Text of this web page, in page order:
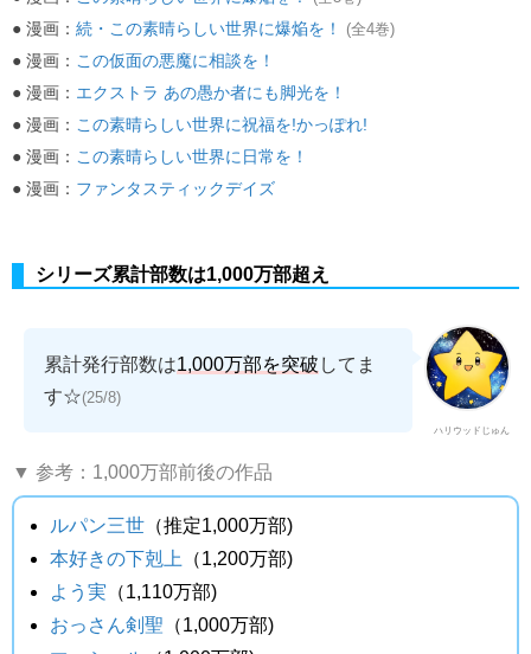
● 漫画： 続・この素晴らしい世界に爆焔を！ (全4巻)
● 漫画： この仮面の悪魔に相談を！
● 漫画： エクストラ あの愚か者にも脚光を！
● 漫画： この素晴らしい世界に祝福を!かっぽれ!
● 漫画： この素晴らしい世界に日常を！
● 漫画： ファンタスティックデイズ
シリーズ累計部数は1,000万部超え
ハリウッドじゅん
累計発行部数は1,000万部を突破 してま
す☆(25/8)
▼ 参考：1,000万部前後の作品
ルパン三世 （推定1,000万部)
本好きの下剋上
（1,200万部)
よう実 （1,110万部)
おっさん剣聖 （1,000万部)